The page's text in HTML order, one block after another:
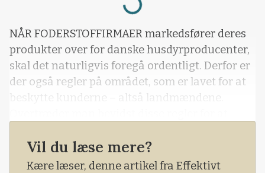
NÅR FODERSTOFFIRMAER markedsfører deres
produkter over for danske husdyrproducenter,
skal det naturligvis foregå ordentligt. Derfor er
der også regler på området, som er lavet for at
beskytte kunderne – altså landmændene.
det er helt fint, at myndighederne tjekker, at
tingene går ordentligt for sig.
Vil du læse mere?
Kære læser, denne artikel fra Effektivt